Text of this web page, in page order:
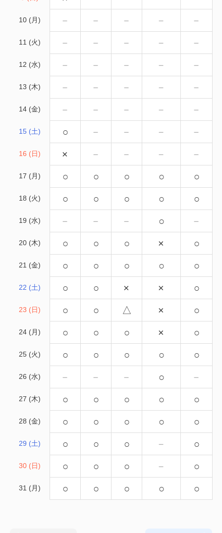
10 (月) － － － － －
11 (火) － － － － －
12 (水) － － － － －
13 (木) － － － － －
14 (金) － － － － －
15 (土) ○ － － － －
16 (日) × － － － －
17 (月) ○ ○ ○ ○ ○
18 (火) ○ ○ ○ ○ ○
19 (水) － － － ○ －
20 (木) ○ ○ ○ × ○
21 (金) ○ ○ ○ ○ ○
22 (土) ○ ○ × × ○
23 (日) ○ ○ △ × ○
24 (月) ○ ○ ○ × ○
25 (火) ○ ○ ○ ○ ○
26 (水) － － － ○ －
27 (木) ○ ○ ○ ○ ○
28 (金) ○ ○ ○ ○ ○
29 (土) ○ ○ ○ － ○
30 (日) ○ ○ ○ － ○
31 (月) ○ ○ ○ ○ ○